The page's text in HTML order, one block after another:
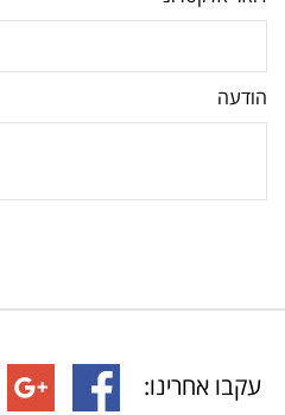
הודעה
עקבו אחרינו: